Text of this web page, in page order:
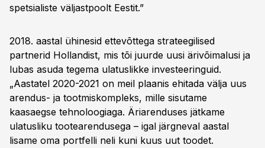
spetsialiste väljastpoolt Eestit.”
2018. aastal ühinesid ettevõttega strateegilised
partnerid Hollandist, mis tõi juurde uusi ärivõimalusi ja
lubas asuda tegema ulatuslikke investeeringuid.
„Aastatel 2020-2021 on meil plaanis ehitada välja uus
arendus- ja tootmiskompleks, mille sisutame
kaasaegse tehnoloogiaga. Äriarenduses jätkame
ulatusliku tootearendusega – igal järgneval aastal
lisame oma portfelli neli kuni kuus uut toodet.